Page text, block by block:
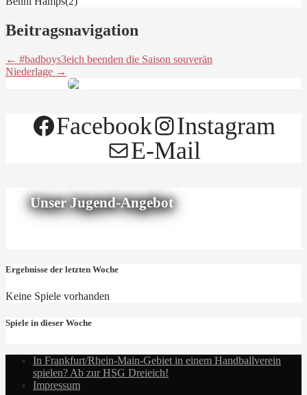
Beitragsnavigation
← #badboys3eich beenden die Saison souverän
Niederlage →
Facebook
Instagram
E-Mail
Unser Jugend-Angebot
Ergebnisse der letzten Woche
Keine Spiele vorhanden
Spiele in dieser Woche
In Frankfurt/Rhein-Main-Gebiet in einem Handballverein
spielen? Ab zur HSG Dreieich!
Impressum